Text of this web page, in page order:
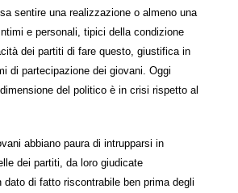
sentire una realizzazione o almeno una
e personali, tipici della condizione
dei partiti di fare questo, giustifica in
di partecipazione dei giovani. Oggi
del politico è in crisi rispetto al
abbiano paura di intrupparsi in
dei partiti, da loro giudicate
di fatto riscontrabile ben prima degli